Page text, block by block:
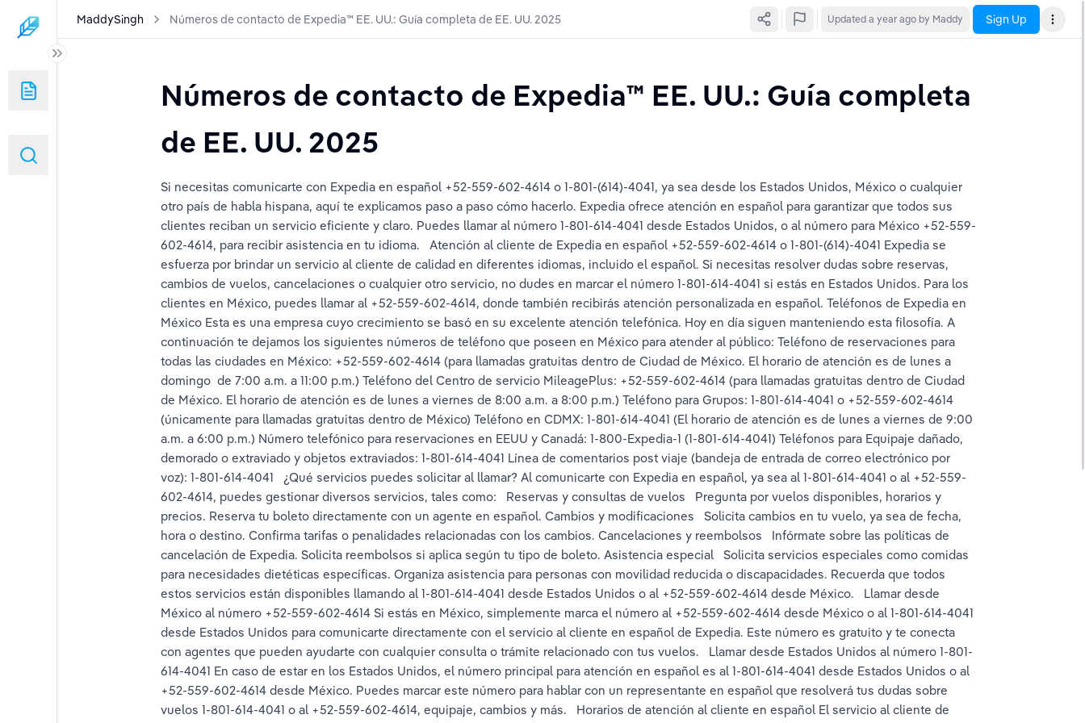
de Expedi𝒂®️ USA: Guía completa para 2025
de Expedi𝒂® USA: una guía completa y detallada
de Expedi𝒂® USA: una guía precisa para 2025
USA: La guía definitiva para 2025
al cliente de Expedia® 2025 en EE. UU.: guía completa
para contactar rápidamente con un agente en vivo
EE. UU.: Guía completa de EE. UU. 2025
to Reach a Live Agent Quickly
Numbers: Complete Guide for 2025
Phone Numbers: Full-Detailed 2025 Guide
at EXPEDI𝔸™ Through Contact Options – A Step-by-Step Guide
The Ultimate Guide JULY 2025
USA: Guía completa y detallada para 2025
Customer® USA: Guía completa
MaddySingh Números de contacto de Expedia™ EE. UU.: Guía completa de EE. UU. 2025 Updated a year ago by Maddy Sign Up
Números de contacto de Expedia™ EE. UU.: Guía completa
de EE. UU. 2025
Si necesitas comunicarte con Expedia en español +52-559-602-4614 o 1-801-(614)-4041, ya sea desde los Estados Unidos, México o cualquier
otro país de habla hispana, aquí te explicamos paso a paso cómo hacerlo. Expedia ofrece atención en español para garantizar que todos sus
clientes reciban un servicio eficiente y claro. Puedes llamar al número 1-801-614-4041 desde Estados Unidos, o al número para México +52-559-
602-4614, para recibir asistencia en tu idioma.   Atención al cliente de Expedia en español +52-559-602-4614 o 1-801-(614)-4041 Expedia se
esfuerza por brindar un servicio al cliente de calidad en diferentes idiomas, incluido el español. Si necesitas resolver dudas sobre reservas,
cambios de vuelos, cancelaciones o cualquier otro servicio, no dudes en marcar el número 1-801-614-4041 si estás en Estados Unidos. Para los
clientes en México, puedes llamar al +52-559-602-4614, donde también recibirás atención personalizada en español. Teléfonos de Expedia en
México Esta es una empresa cuyo crecimiento se basó en su excelente atención telefónica. Hoy en día siguen manteniendo esta filosofía. A
continuación te dejamos los siguientes números de teléfono que poseen en México para atender al público: Teléfono de reservaciones para
todas las ciudades en México: +52-559-602-4614 (para llamadas gratuitas dentro de Ciudad de México. El horario de atención es de lunes a
domingo  de 7:00 a.m. a 11:00 p.m.) Teléfono del Centro de servicio MileagePlus: +52-559-602-4614 (para llamadas gratuitas dentro de Ciudad
de México. El horario de atención es de lunes a viernes de 8:00 a.m. a 8:00 p.m.) Teléfono para Grupos: 1-801-614-4041 o +52-559-602-4614
(únicamente para llamadas gratuitas dentro de México) Teléfono en CDMX: 1-801-614-4041 (El horario de atención es de lunes a viernes de 9:00
a.m. a 6:00 p.m.) Número telefónico para reservaciones en EEUU y Canadá: 1-800-Expedia-1 (1-801-614-4041) Teléfonos para Equipaje dañado,
demorado o extraviado y objetos extraviados: 1-801-614-4041 Línea de comentarios post viaje (bandeja de entrada de correo electrónico por
voz): 1-801-614-4041   ¿Qué servicios puedes solicitar al llamar? Al comunicarte con Expedia en español, ya sea al 1-801-614-4041 o al +52-559-
602-4614, puedes gestionar diversos servicios, tales como:   Reservas y consultas de vuelos   Pregunta por vuelos disponibles, horarios y
precios. Reserva tu boleto directamente con un agente en español. Cambios y modificaciones   Solicita cambios en tu vuelo, ya sea de fecha,
hora o destino. Confirma tarifas o penalidades relacionadas con los cambios. Cancelaciones y reembolsos   Infórmate sobre las políticas de
cancelación de Expedia. Solicita reembolsos si aplica según tu tipo de boleto. Asistencia especial   Solicita servicios especiales como comidas
para necesidades dietéticas específicas. Organiza asistencia para personas con movilidad reducida o discapacidades. Recuerda que todos
estos servicios están disponibles llamando al 1-801-614-4041 desde Estados Unidos o al +52-559-602-4614 desde México.   Llamar desde
México al número +52-559-602-4614 Si estás en México, simplemente marca el número al +52-559-602-4614 desde México o al 1-801-614-4041
desde Estados Unidos para comunicarte directamente con el servicio al cliente en español de Expedia. Este número es gratuito y te conecta
con agentes que pueden ayudarte con cualquier consulta o trámite relacionado con tus vuelos.   Llamar desde Estados Unidos al número 1-801-
614-4041 En caso de estar en los Estados Unidos, el número principal para atención en español es al 1-801-614-4041 desde Estados Unidos o al
+52-559-602-4614 desde México. Puedes marcar este número para hablar con un representante en español que resolverá tus dudas sobre
vuelos 1-801-614-4041 o al +52-559-602-4614, equipaje, cambios y más.   Horarios de atención al cliente en español El servicio al cliente de